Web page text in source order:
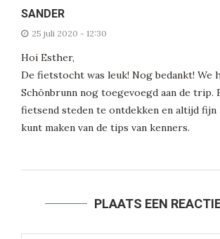
SANDER
25 juli 2020 - 12:30
Hoi Esther,
De fietstocht was leuk! Nog bedankt! We
Schönbrunn nog toegevoegd aan de trip.
fietsend steden te ontdekken en altijd fijn
kunt maken van de tips van kenners.
PLAATS EEN